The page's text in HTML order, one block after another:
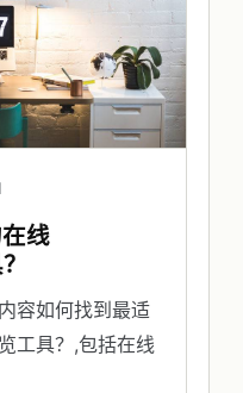
线
容如何找到最适
工具？,包括在线